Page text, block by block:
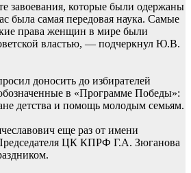
завоевания, которые были одержаны
была самая передовая наука. Самые
права женщин в мире были
властью, — подчеркнул Ю.В.
доносить до избирателей
в «Программе Победы»:
детства и помощь молодым семьям.
еще раз от имени
ЦК КПРФ Г.А. Зюганова